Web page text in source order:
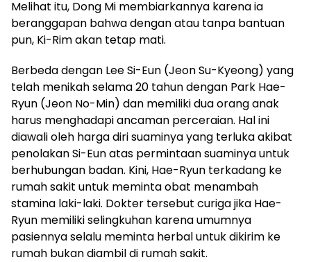
Melihat itu, Dong Mi membiarkannya karena ia
beranggapan bahwa dengan atau tanpa bantuan
pun, Ki-Rim akan tetap mati.
Berbeda dengan Lee Si-Eun (Jeon Su-Kyeong) yang
telah menikah selama 20 tahun dengan Park Hae-
Ryun (Jeon No-Min) dan memiliki dua orang anak
harus menghadapi ancaman perceraian. Hal ini
diawali oleh harga diri suaminya yang terluka akibat
penolakan Si-Eun atas permintaan suaminya untuk
berhubungan badan. Kini, Hae-Ryun terkadang ke
rumah sakit untuk meminta obat menambah
stamina laki-laki. Dokter tersebut curiga jika Hae-
Ryun memiliki selingkuhan karena umumnya
pasiennya selalu meminta herbal untuk dikirim ke
rumah bukan diambil di rumah sakit.